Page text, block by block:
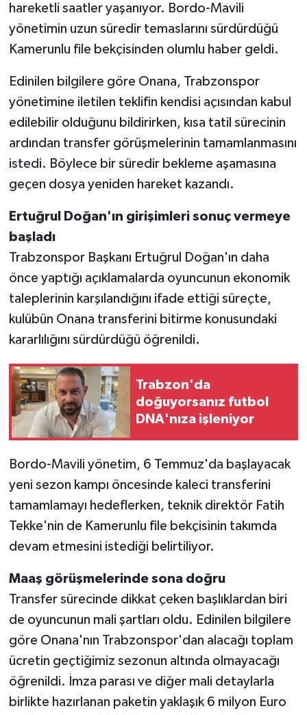
hareketli saatler yaşanıyor. Bordo-Mavili
yönetimin uzun süredir temaslarını sürdürdüğü
Kamerunlu file bekçisinden olumlu haber geldi.
Edinilen bilgilere göre Onana, Trabzonspor
yönetimine iletilen teklifin kendisi açısından kabul
edilebilir olduğunu bildirirken, kısa tatil sürecinin
ardından transfer görüşmelerinin tamamlanmasını
istedi. Böylece bir süredir bekleme aşamasına
geçen dosya yeniden hareket kazandı.
Ertuğrul Doğan'ın girişimleri sonuç vermeye
başladı
Trabzonspor Başkanı Ertuğrul Doğan'ın daha
önce yaptığı açıklamalarda oyuncunun ekonomik
taleplerinin karşılandığını ifade ettiği süreçte,
kulübün Onana transferini bitirme konusundaki
kararlılığını sürdürdüğü öğrenildi.
Trabzon'da
doğuyorsanız futbol
DNA'nıza işleniyor
Bordo-Mavili yönetim, 6 Temmuz'da başlayacak
yeni sezon kampı öncesinde kaleci transferini
tamamlamayı hedeflerken, teknik direktör Fatih
Tekke'nin de Kamerunlu file bekçisinin takımda
devam etmesini istediği belirtiliyor.
Maaş görüşmelerinde sona doğru
Transfer sürecinde dikkat çeken başlıklardan biri
de oyuncunun mali şartları oldu. Edinilen bilgilere
göre Onana'nın Trabzonspor'dan alacağı toplam
ücretin geçtiğimiz sezonun altında olmayacağı
öğrenildi. İmza parası ve diğer mali detaylarla
birlikte hazırlanan paketin yaklaşık 6 milyon Euro